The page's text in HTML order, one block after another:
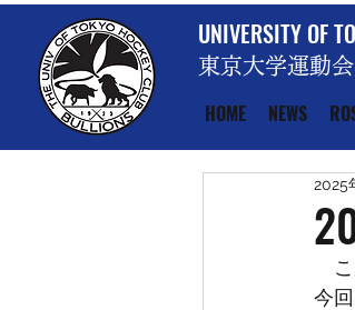
UNIVERSITY OF
東京大学運動
HOME NEWS
2025
こ
今